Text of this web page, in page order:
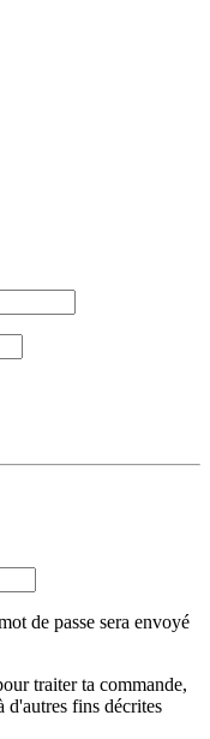
de passe sera envoyé
traiter ta commande,
d'autres fins décrites